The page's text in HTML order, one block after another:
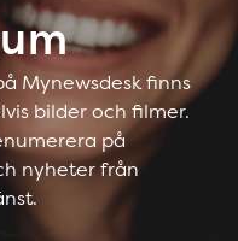
Mynewsdesk finns
bilder och filmer.
på
nyheter från